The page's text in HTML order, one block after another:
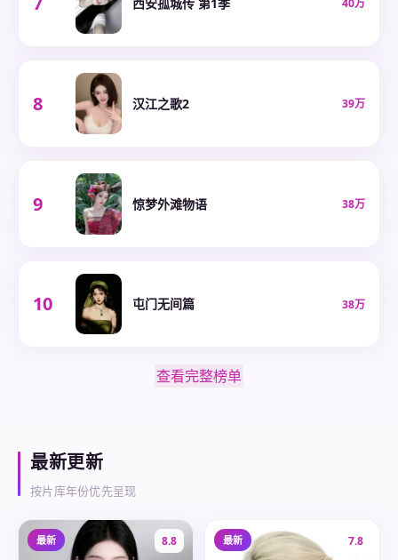
40万
8 汉江之歌2 39万
9 惊梦外滩物语 38万
10 屯门无间篇 38万
查看完整榜单
最新更新
按片库年份优先呈现
最新 8.8 最新 7.8